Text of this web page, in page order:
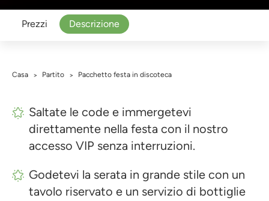
Prezzi Descrizione
Casa > Partito > Pacchetto festa in discoteca
Saltate le code e immergetevi
direttamente nella festa con il nostro
accesso VIP senza interruzioni.
Godetevi la serata in grande stile con un
tavolo riservato e un servizio di bottiglie